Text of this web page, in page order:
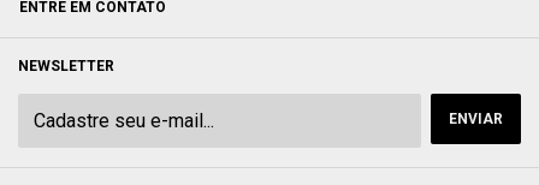
ENTRE EM CONTATO
NEWSLETTER